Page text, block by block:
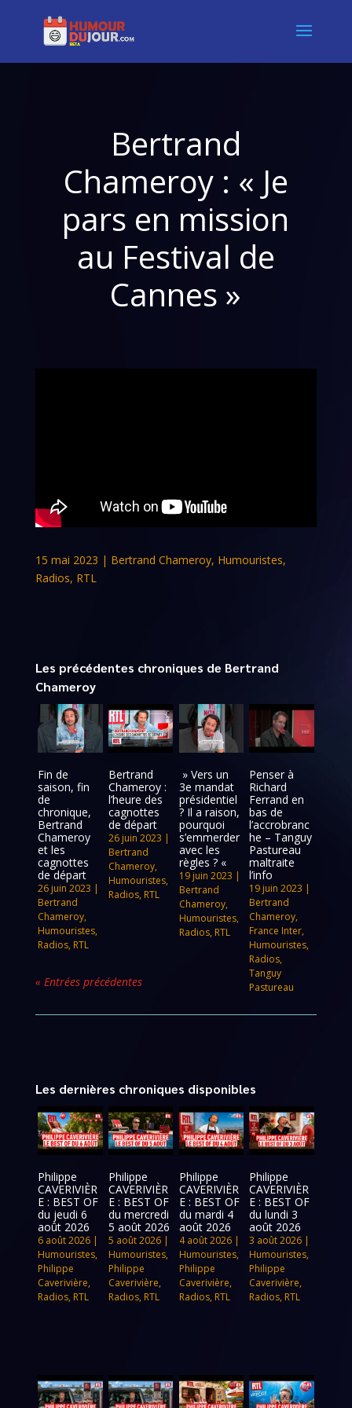
Bertrand
Chameroy : « Je
pars en mission
au Festival de
Cannes »
15 mai 2023 | Bertrand Chameroy, Humouristes,
Radios, RTL
Les précédentes chroniques de Bertrand
Chameroy
Fin de
saison, fin
de
chronique,
Bertrand
Chameroy
et les
cagnottes
de départ
26 juin 2023 |
Bertrand
Chameroy,
Humouristes,
Radios, RTL
Bertrand
Chameroy :
l’heure des
cagnottes
de départ
26 juin 2023 |
Bertrand
Chameroy,
Humouristes,
Radios, RTL
» Vers un
3e mandat
présidentiel
? Il a raison,
pourquoi
s’emmerder
avec les
règles ? «
19 juin 2023 |
Bertrand
Chameroy,
Humouristes,
Radios, RTL
Penser à
Richard
Ferrand en
bas de
l’accrobranc
he – Tanguy
Pastureau
maltraite
l’info
19 juin 2023 |
Bertrand
Chameroy,
France Inter,
Humouristes,
Radios,
Tanguy
Pastureau
« Entrées précédentes
Les dernières chroniques disponibles
Philippe
CAVERIVIÈR
E : BEST OF
du jeudi 6
août 2026
6 août 2026 |
Humouristes,
Philippe
Caverivière,
Radios, RTL
Philippe
CAVERIVIÈR
E : BEST OF
du mercredi
5 août 2026
5 août 2026|
Humouristes,
Philippe
Caverivière,
Radios, RTL
Philippe
CAVERIVIÈR
E : BEST OF
du mardi 4
août 2026
4 août 2026|
Humouristes,
Philippe
Caverivière,
Radios, RTL
Philippe
CAVERIVIÈR
E : BEST OF
du lundi 3
août 2026
3 août 2026 |
Humouristes,
Philippe
Caverivière,
Radios, RTL